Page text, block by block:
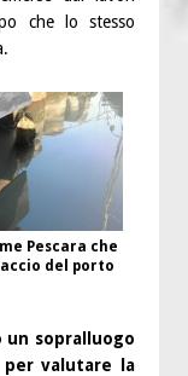
che lo stesso
Pescara che
del porto
sopralluogo
per valutare la